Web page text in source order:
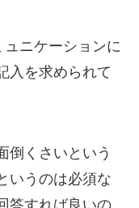
ニケーションに
入を求められて
倒くさいという
いうのは必須な
答すれば良いの